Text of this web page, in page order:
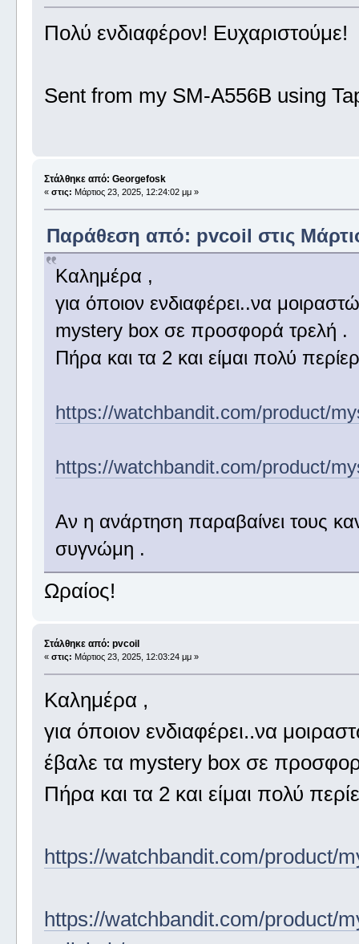
Πολύ ενδιαφέρον! Ευχαριστούμε!
Sent from my SM-A556B using
Στάλθηκε από: Georgefosk
« στις: Μάρτιος 23, 2025, 12:24:02 μμ »
Παράθεση από: pvcoil στις
Καλημέρα ,
για όποιον ενδιαφέρει..να
mystery box σε προσφορά τρελή .
Πήρα και τα 2 και είμαι πολύ
https://watchbandit.com/product/
https://watchbandit.com/product/
Αν η ανάρτηση παραβαίνει τους
συγνώμη .
Ωραίος!
Στάλθηκε από: pvcoil
« στις: Μάρτιος 23, 2025, 12:03:24 μμ »
Καλημέρα ,
για όποιον ενδιαφέρει..να
έβαλε τα mystery box σε
Πήρα και τα 2 και είμαι πολύ
https://watchbandit.com/product/
https://watchbandit.com/product/